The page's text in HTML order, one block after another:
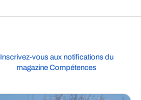
Inscrivez-vous aux notifications du
magazine Compétences